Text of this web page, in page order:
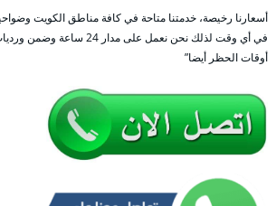
أسعارنا رخيصة، خدمتنا متاحة في كافة مناطق الكويت
في أي وقت لذلك نحن نعمل على
أوقات الحظر أيضا”